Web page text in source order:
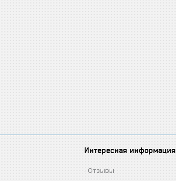
Интересная информация
Отзывы